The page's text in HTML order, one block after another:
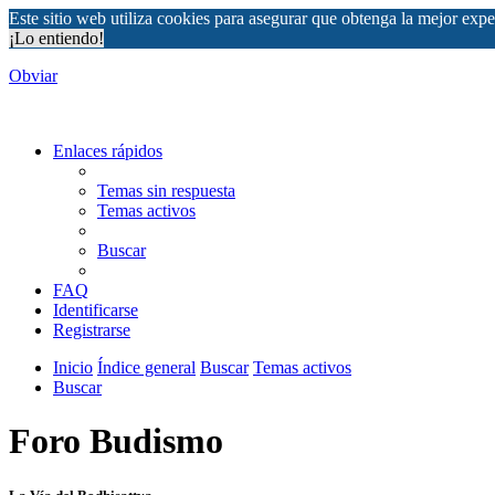
Este sitio web utiliza cookies para asegurar que obtenga la mejor
¡Lo entiendo!
Obviar
Enlaces rápidos
Temas sin respuesta
Temas activos
Buscar
FAQ
Identificarse
Registrarse
Inicio Índice general Buscar Temas activos
Buscar
Foro Budismo